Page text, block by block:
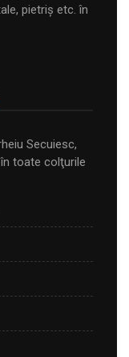
pietriș etc. în
Secuiesc,
toate colţurile